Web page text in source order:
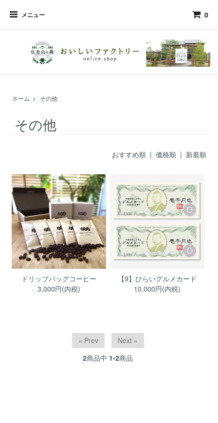
メニュー 0
ホーム > その他
その他
おすすめ順 | 価格順| 新着順
ドリップバッグコーヒー
3,000円(内税)
【9】ひらいグルメカード
10,000円(内税)
« Prev
Next »
2商品中 1-2商品